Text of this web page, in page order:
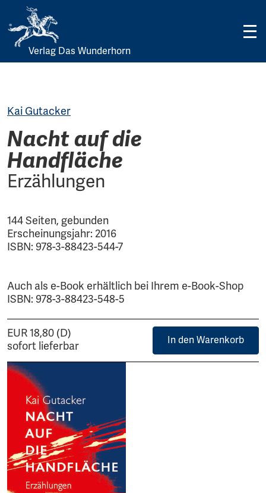
Skip
Verlag Das Wunderhorn
Kai Gutacker
Nacht auf die
Handfläche
Erzählungen
144 Seiten, gebunden
Erscheinungsjahr: 2016
ISBN: 978-3-88423-544-7
Auch als e-Book erhältlich bei Ihrem e-Book-Shop
ISBN: 978-3-88423-548-5
EUR 18,80 (D)
sofort lieferbar
In den Warenkorb